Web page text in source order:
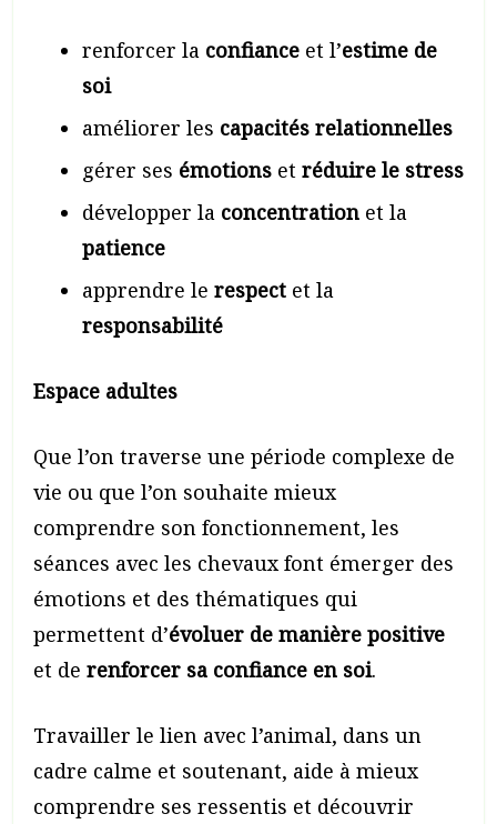
renforcer la confianceet l’estime de
soi
améliorer les capacités relationnelles
gérer ses émotionset réduire le stress
développer la concentrationet la
patience
apprendre le respectet la
responsabilité
Espace adultes
Que l’on traverse une période complexe de
vie ou que l’on souhaite mieux
comprendre son fonctionnement, les
séances avec les chevaux font émerger des
émotions et des thématiques qui
permettent d’évoluer de manière positive
et derenforcer sa confiance en soi.
Travailler le lien avec l’animal, dans un
cadre calme et soutenant, aide à mieux
comprendre ses ressentis et découvrir